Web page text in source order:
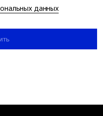
данных